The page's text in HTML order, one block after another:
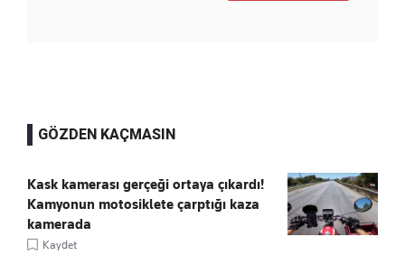
GÖZDEN KAÇMASIN
Kask kamerası gerçeği ortaya çıkardı!
Kamyonun motosiklete çarptığı kaza
kamerada
Kaydet